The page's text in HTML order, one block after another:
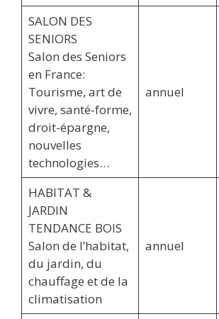
SALON DES
SENIORS
Salon des Seniors
en France:
Tourisme, art de
vivre, santé-forme,
droit-épargne,
nouvelles
technologies…
annuel
HABITAT &
JARDIN
TENDANCE BOIS
Salon de l’habitat,
du jardin, du
chauffage et de la
climatisation
annuel